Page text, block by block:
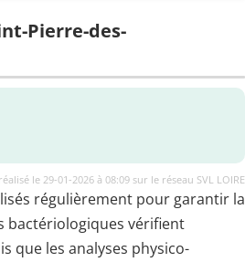
Pierre-des-
le 29-01-2026 à 08:09 sur le réseau SVL LOIRE
régulièrement pour garantir la
bactériologiques vérifient
que les analyses physico-